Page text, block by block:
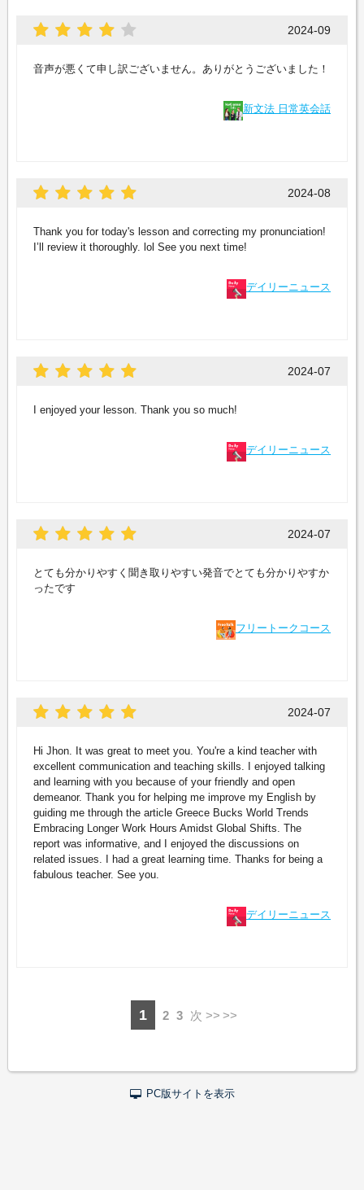
2024-09
音声が悪くて申し訳ございません。ありがとうございました！
新文法 日常英会話
2024-08
Thank you for today's lesson and correcting my pronunciation!
I’ll review it thoroughly. lol See you next time!
デイリーニュース
2024-07
I enjoyed your lesson. Thank you so much!
デイリーニュース
2024-07
とても分かりやすく聞き取りやすい発音でとても分かりやすか
ったです
フリートークコース
2024-07
Hi Jhon. It was great to meet you. You're a kind teacher with
excellent communication and teaching skills. I enjoyed talking
and learning with you because of your friendly and open
demeanor. Thank you for helping me improve my English by
guiding me through the article Greece Bucks World Trends
Embracing Longer Work Hours Amidst Global Shifts. The
report was informative, and I enjoyed the discussions on
related issues. I had a great learning time. Thanks for being a
fabulous teacher. See you.
デイリーニュース
1 2 3 次 >>
PC版サイトを表示